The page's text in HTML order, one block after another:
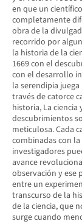
en que un
completamente
obra de la
recorrido por
la historia de la
1669 con el
con el desarrollo
la serendipia
través de catorce
historia, La
descubrimientos
meticulosa. Cada
combinadas con
investigadores
avance
observación y ese
entre un
transcurso de la
de la ciencia, que
surge cuando